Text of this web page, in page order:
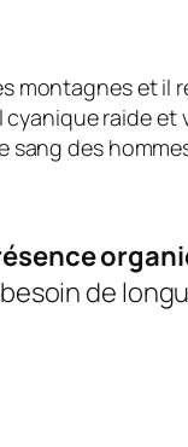
montagnes et il
raide
sang des
de